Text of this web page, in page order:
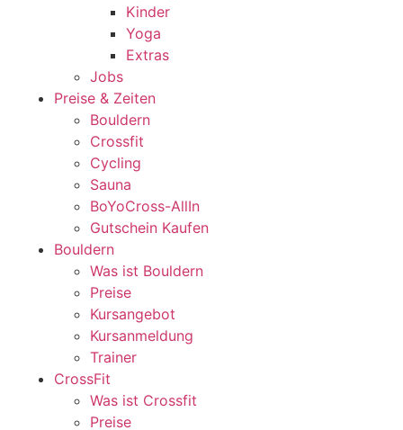
Kinder
Yoga
Extras
Jobs
Preise & Zeiten
Bouldern
Crossfit
Cycling
Sauna
BoYoCross-AllIn
Gutschein Kaufen
Bouldern
Was ist Bouldern
Preise
Kursangebot
Kursanmeldung
Trainer
CrossFit
Was ist Crossfit
Preise